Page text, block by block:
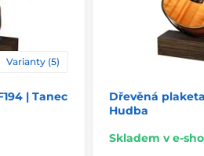
Varianty (5)
| Tanec
Dřevěná
Hudba
Skladem v e-